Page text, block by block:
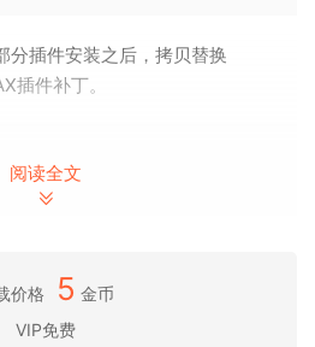
分插件安装之后，拷贝替换
插件补丁。
阅读全文
价格 5 金币
VIP免费